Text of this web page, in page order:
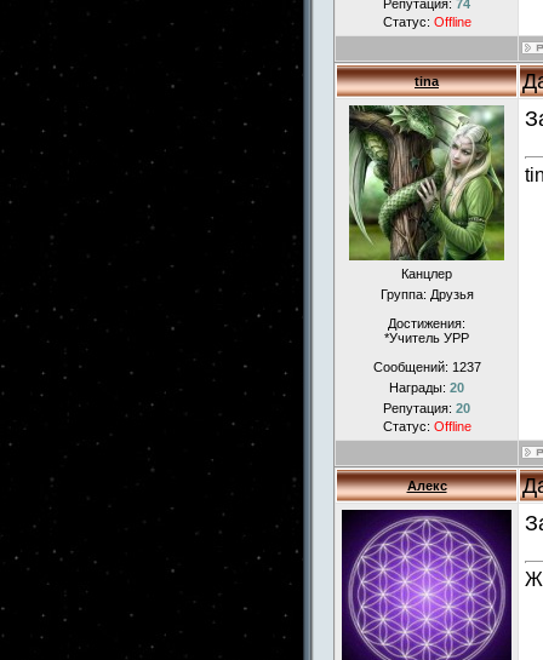
Репутация: 74
Статус: Offline
tina
Канцлер
Группа: Друзья
Достижения:
*Учитель УРР
Сообщений: 1237
Награды: 20
Репутация: 20
Статус: Offline
Алекс